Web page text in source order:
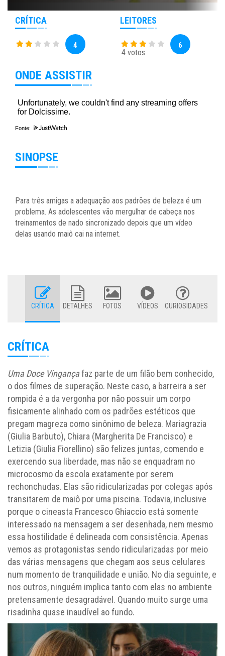
CRÍTICA
4
LEITORES
4 votos
6
ONDE ASSISTIR
Fonte:
SINOPSE
Para três amigas a adequação aos padrões de beleza é um
problema. As adolescentes vão mergulhar de cabeça nos
treinamentos de nado sincronizado depois que um vídeo
delas usando maiô cai na internet.
CRÍTICA DETALHES FOTOS VÍDEOS CURIOSIDADES
CRÍTICA
Uma Doce Vingançafaz parte de um filão bem conhecido,
o dos filmes de superação. Neste caso, a barreira a ser
rompida é a da vergonha por não possuir um corpo
fisicamente alinhado com os padrões estéticos que
pregam magreza como sinônimo de beleza. Mariagrazia
(Giulia Barbuto), Chiara (Margherita De Francisco) e
Letizia (Giulia Fiorellino) são felizes juntas, comendo e
exercendo sua liberdade, mas não se enquadram no
microcosmo da escola exatamente por serem
rechonchudas. Elas são ridicularizadas por colegas após
transitarem de maiô por uma piscina. Todavia, inclusive
porque o cineasta Francesco Ghiaccio está somente
interessado na mensagem a ser desenhada, nem mesmo
essa hostilidade é delineada com consistência. Apenas
vemos as protagonistas sendo ridicularizadas por meio
das várias mensagens que chegam aos seus celulares
num momento de tranquilidade e união. No dia seguinte, e
nos outros, ninguém implica tanto com elas no ambiente
pretensamente desagradável. Quando muito surge uma
risadinha quase inaudível ao fundo.